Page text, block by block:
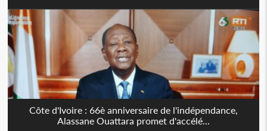
Côte d'Ivoire : 66è anniversaire de l'indépendance,
Alassane Ouattara promet d'accélé...